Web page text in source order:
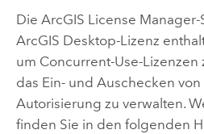
Die ArcGIS License Manager-
ArcGIS Desktop-Lizenz
um Concurrent-Use-Lizenzen
das Ein- und Auschecken
Autorisierung zu verwalten.
finden Sie in den folgenden